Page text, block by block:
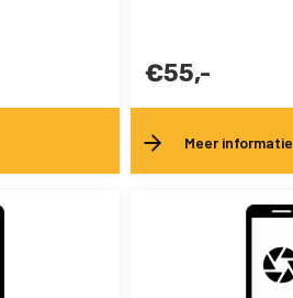
€55,-
Meer informatie